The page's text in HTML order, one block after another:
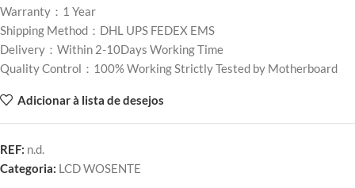
Warranty：1 Year
Shipping Method：DHL UPS FEDEX EMS
Delivery：Within 2-10Days Working Time
Quality Control：100% Working Strictly Tested by Motherboard
Adicionar à lista de desejos
REF: n.d.
Categoria: LCD WOSENTE